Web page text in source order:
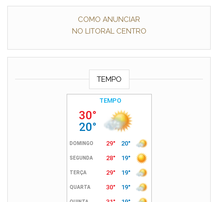
COMO ANUNCIAR
NO LITORAL CENTRO
TEMPO